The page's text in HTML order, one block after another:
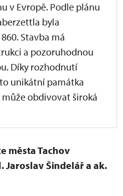
v Evropě. Podle plánu
byla
Stavba má
a pozoruhodnou
Díky rozhodnutí
unikátní památka
obdivovat široká
města Tachov
Jaroslav Šindelář a ak.